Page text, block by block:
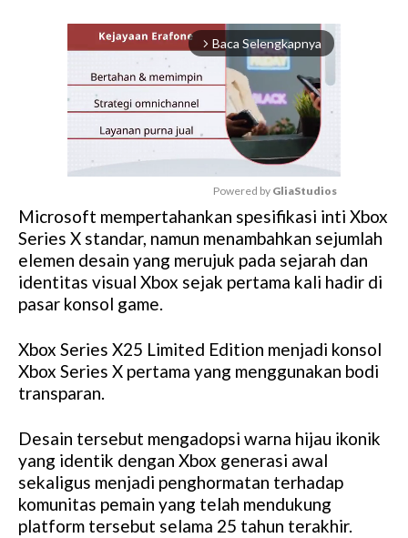
arrow_forward_ios Baca Selengkapnya
M
u
t
e
Powered by GliaStudios
Microsoft mempertahankan spesifikasi inti Xbox
Series X standar, namun menambahkan sejumlah
elemen desain yang merujuk pada sejarah dan
identitas visual Xbox sejak pertama kali hadir di
pasar konsol game.
Xbox Series X25 Limited Edition menjadi konsol
Xbox Series X pertama yang menggunakan bodi
transparan.
Desain tersebut mengadopsi warna hijau ikonik
yang identik dengan Xbox generasi awal
sekaligus menjadi penghormatan terhadap
komunitas pemain yang telah mendukung
platform tersebut selama 25 tahun terakhir.